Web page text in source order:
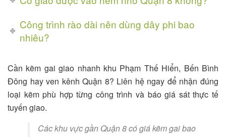
Công trình rào dài nên dùng dây phi bao
nhiêu?
Cần kẽm gai giao nhanh khu Phạm Thế Hiển, Bến Bình
Đông hay ven kênh Quận 8? Liên hệ ngay để nhận đúng
loại kẽm phù hợp từng công trình và báo giá sát thực tế
tuyến giao.
Các khu vực gần Quận 8 có giá kẽm gai bao